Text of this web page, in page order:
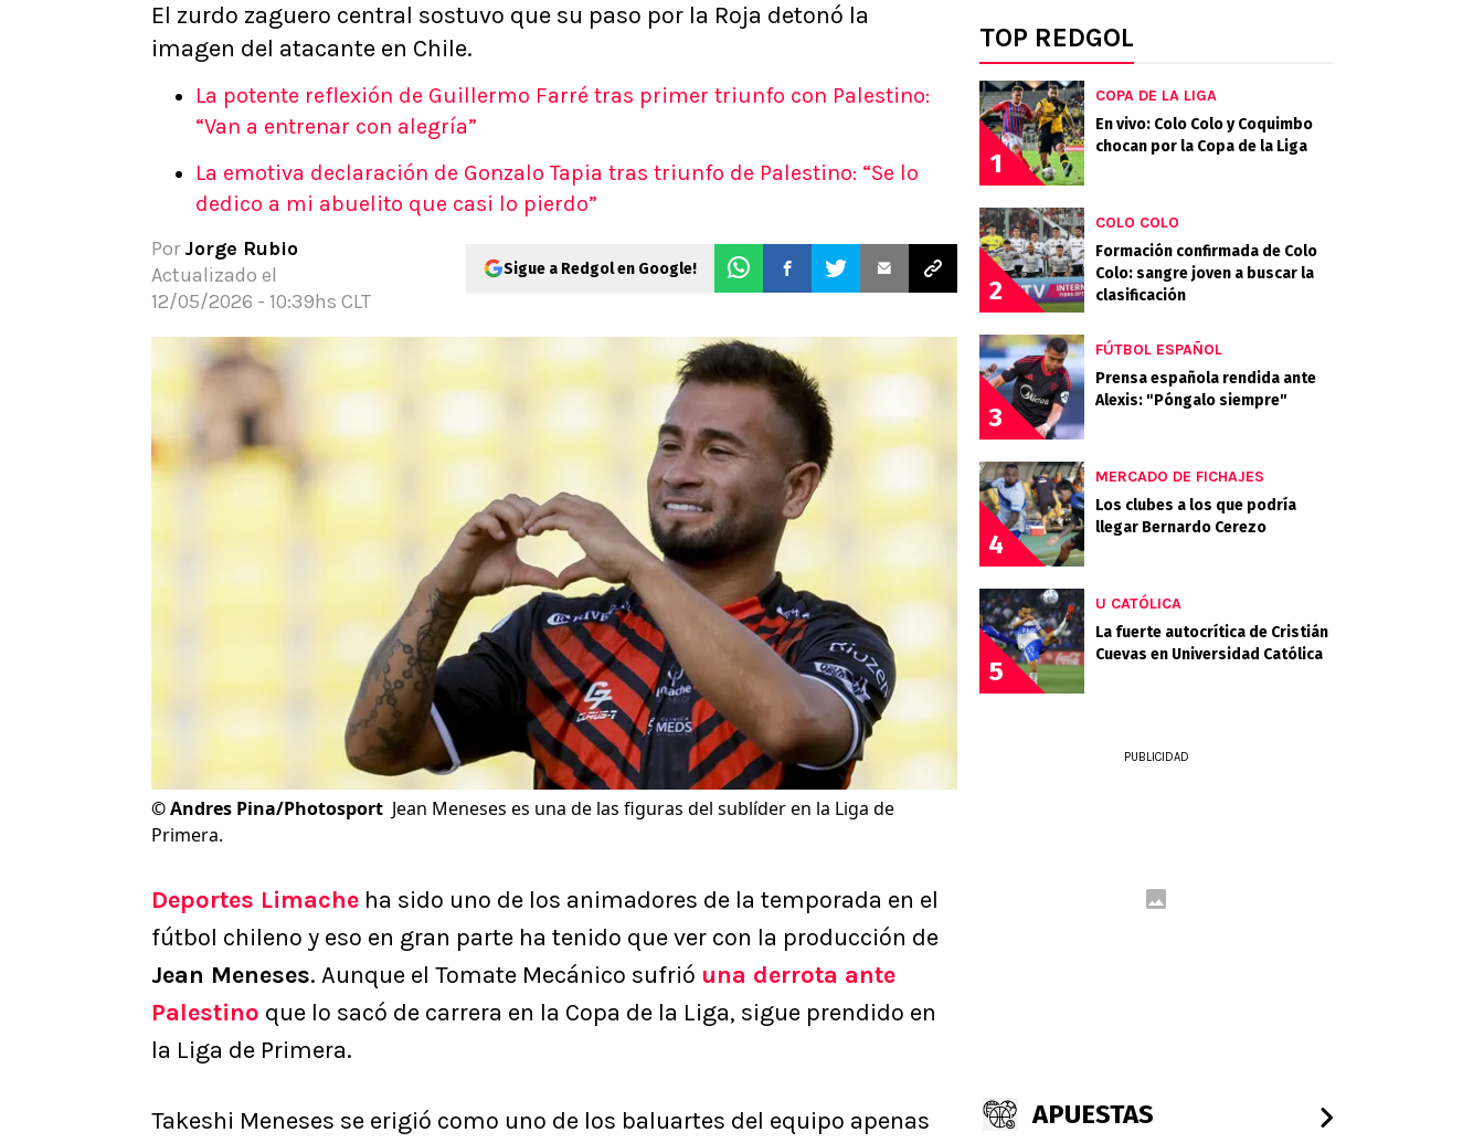
Apuesta del día
Apuestas Mundial 2026
El zurdo zaguero central sostuvo que su paso por la Roja detonó la
imagen del atacante en Chile.
La potente reflexión de Guillermo Farré tras primer triunfo con Palestino:
“Van a entrenar con alegría”
La emotiva declaración de Gonzalo Tapia tras triunfo de Palestino: “Se lo
dedico a mi abuelito que casi lo pierdo”
Por Jorge Rubio
Actualizado el
12/05/2026 - 10:39hs CLT
Sigue a Redgol en Google!
©Andres Pina/Photosport Jean Meneses es una de las figuras del sublíder en la Liga de
Primera.
Deportes Limache ha sido uno de los animadores de la temporada en el
fútbol chileno y eso en gran parte ha tenido que ver con la producción de
Jean Meneses. Aunque el Tomate Mecánico sufrió una derrota ante
Palestino que lo sacó de carrera en la Copa de la Liga, sigue prendido en
la Liga de Primera.
Takeshi Meneses se erigió como uno de los baluartes del equipo apenas
TOP REDGOL
1
COPA DE LA LIGA
En vivo: Colo Colo y Coquimbo
chocan por la Copa de la Liga
2
COLO COLO
Formación confirmada de Colo
Colo: sangre joven a buscar la
clasificación
3
FÚTBOL ESPAÑOL
Prensa española rendida ante
Alexis: "Póngalo siempre"
4
MERCADO DE FICHAJES
Los clubes a los que podría
llegar Bernardo Cerezo
5
U CATÓLICA
La fuerte autocrítica de Cristián
Cuevas en Universidad Católica
PUBLICIDAD
APUESTAS